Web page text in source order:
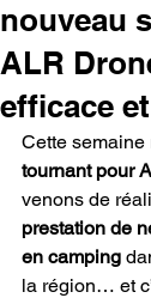
nouveau
ALR
efficace
Cette semaine
tournant pour
venons de
prestation de
en camping
la région… et